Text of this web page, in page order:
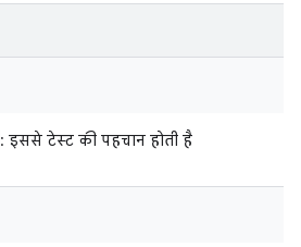
: इससे टेस्ट की पहचान होती है